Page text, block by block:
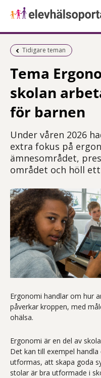
Föregående sida:
Tidigare teman
Tema
skolan
för barnen
Under våren 2026
extra fokus på
ämnesområdet,
området och höll
Ergonomi handlar om hur
påverkar kroppen, med
ohälsa.
Ergonomi är en del av
Det kan till exempel
utformas, att skapa goda
stolar är bra utformade i